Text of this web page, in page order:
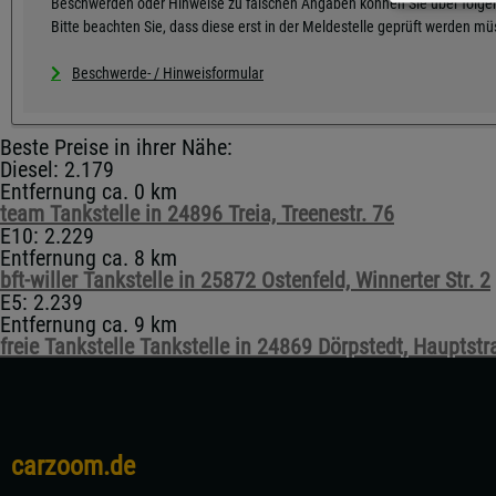
Bitte beachten Sie, dass diese erst in der Meldestelle geprüft werden
Beschwerde- / Hinweisformular
Beste Preise in ihrer Nähe:
Diesel: 2.179
Entfernung ca. 0 km
team Tankstelle in 24896 Treia, Treenestr. 76
E10: 2.229
Entfernung ca. 8 km
bft-willer Tankstelle in 25872 Ostenfeld, Winnerter Str. 2
E5: 2.239
Entfernung ca. 9 km
freie Tankstelle Tankstelle in 24869 Dörpstedt,
carzoom.de